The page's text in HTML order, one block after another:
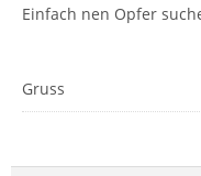
Einfach nen Opfer
Gruss